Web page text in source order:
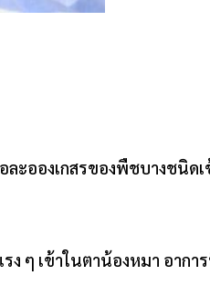
ะอองเกสรของพืชบางชนิดเ
ๆ เข้าในตาน้องหมา อากา